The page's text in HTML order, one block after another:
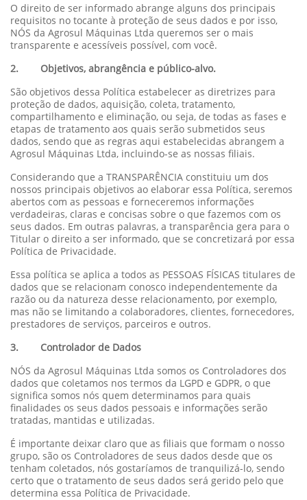
O direito de ser informado abrange alguns dos principais
requisitos no tocante à proteção de seus dados e por isso,
NÓS da Agrosul Máquinas Ltda queremos ser o mais
transparente e acessíveis possível, com você.
2. Objetivos, abrangência e público-alvo.
São objetivos dessa Política estabelecer as diretrizes para
proteção de dados, aquisição, coleta, tratamento,
compartilhamento e eliminação, ou seja, de todas as fases e
etapas de tratamento aos quais serão submetidos seus
dados, sendo que as regras aqui estabelecidas abrangem a
Agrosul Máquinas Ltda, incluindo-se as nossas filiais.
Considerando que a TRANSPARÊNCIA constituiu um dos
nossos principais objetivos ao elaborar essa Política, seremos
abertos com as pessoas e forneceremos informações
verdadeiras, claras e concisas sobre o que fazemos com os
seus dados. Em outras palavras, a transparência gera para o
Titular o direito a ser informado, que se concretizará por essa
Política de Privacidade.
Essa política se aplica a todos as PESSOAS FÍSICAS titulares de
dados que se relacionam conosco independentemente da
razão ou da natureza desse relacionamento, por exemplo,
mas não se limitando a colaboradores, clientes, fornecedores,
prestadores de serviços, parceiros e outros.
3. Controlador de Dados
NÓS da Agrosul Máquinas Ltda somos os Controladores dos
dados que coletamos nos termos da LGPD e GDPR, o que
significa somos nós quem determinamos para quais
finalidades os seus dados pessoais e informações serão
tratadas, mantidas e utilizadas.
É importante deixar claro que as filiais que formam o nosso
grupo, são os Controladores de seus dados desde que os
tenham coletados, nós gostaríamos de tranquilizá-lo, sendo
certo que o tratamento de seus dados será gerido pelo que
determina essa Política de Privacidade.